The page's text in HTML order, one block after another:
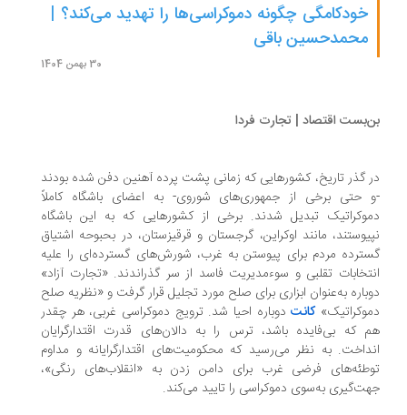
خودکامگی چگونه دموکراسی‌ها را تهدید می‌کند؟ |
محمدحسین باقی
30 بهمن 1404
بن‌بست اقتصاد | تجارت فردا
در گذر تاریخ، کشورهایی که زمانی پشت پرده آهنین دفن شده بودند
-و حتی برخی از جمهوری‌های شوروی- به اعضای باشگاه کاملاً
دموکراتیک تبدیل شدند. برخی از کشورهایی که به این باشگاه
نپیوستند، مانند اوکراین، گرجستان و قرقیزستان، در بحبوحه اشتیاق
گسترده مردم برای پیوستن به غرب، شورش‌های گسترده‌ای را علیه
انتخابات تقلبی و سوءمدیریت فاسد از سر گذراندند. «تجارت آزاد»
دوباره به‌عنوان ابزاری برای صلح مورد تجلیل قرار گرفت و «نظریه صلح
دموکراتیک» کانتدوباره احیا شد. ترویج دموکراسی غربی، هر چقدر
هم که بی‌فایده باشد، ترس را به دالان‌های قدرت اقتدارگرایان
انداخت. به نظر می‌رسید که محکومیت‌های اقتدارگرایانه و مداوم
توطئه‌های فرضی غرب برای دامن ‌زدن به «انقلاب‌های رنگی»،
جهت‌گیری به‌سوی دموکراسی را تایید می‌کند.